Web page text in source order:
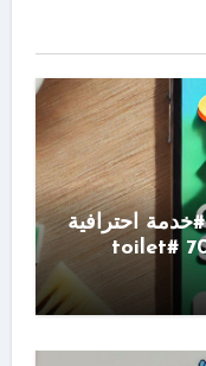
احترافية
لضمان النظافة التامة 70067311 #toilet